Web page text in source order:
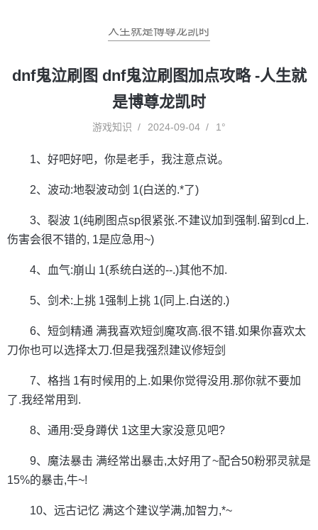
人生就是博尊龙凯时
dnf鬼泣刷图 dnf鬼泣刷图加点攻略 -人生就
是博尊龙凯时
游戏知识 2024-09-04 1°
1、好吧好吧，你是老手，我注意点说。
2、波动:地裂波动剑 1(白送的.*了)
3、裂波 1(纯刷图点sp很紧张.不建议加到强制.留到cd上.
伤害会很不错的, 1是应急用~)
4、血气:崩山 1(系统白送的--.)其他不加.
5、剑术:上挑 1强制上挑 1(同上.白送的.)
6、短剑精通 满我喜欢短剑魔攻高.很不错.如果你喜欢太
刀你也可以选择太刀.但是我强烈建议修短剑
7、格挡 1有时候用的上.如果你觉得没用.那你就不要加
了.我经常用到.
8、通用:受身蹲伏 1这里大家没意见吧?
9、魔法暴击 满经常出暴击,太好用了~配合50粉邪灵就是
15%的暴击,牛~!
10、远古记忆 满这个建议学满,加智力,*~